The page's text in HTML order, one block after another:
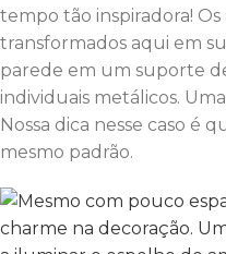
tempo tão inspiradora!
transformados aqui em
parede em um suporte
individuais metálicos.
Nossa dica nesse caso é
mesmo padrão.